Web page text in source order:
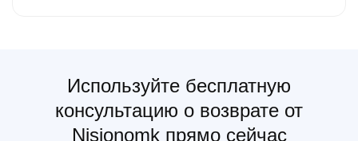
Используйте бесплатную
консультацию о возврате от
Nisionomk прямо сейчас